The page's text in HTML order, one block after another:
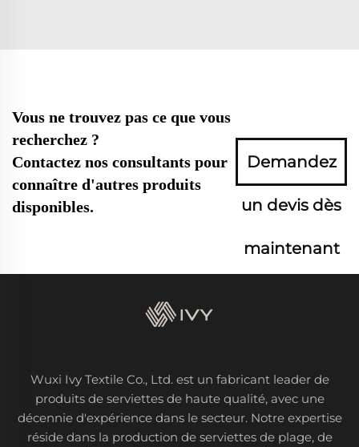
Vous ne trouvez pas ce que vous
recherchez ?
Contactez nos consultants pour
connaître d'autres produits
disponibles.
Demandez
un devis dès
maintenant
Wuxi Ivy Textile Co., Ltd. est un fabricant leader de
produits de serviettes de haute qualité, avec une
décennie d'expérience dans le secteur. Notre expertise
réside dans la production de serviettes de plage, de